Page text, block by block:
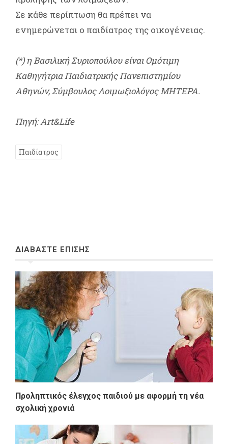
Σε κάθε περίπτωση θα πρέπει να
ενημερώνεται ο παιδίατρος της οικογένειας.
(*) η Βασιλική Συριοπούλου είναι Ομότιμη
Καθηγήτρια Παιδιατρικής Πανεπιστημίου
Αθηνών, Σύμβουλος Λοιμωξιολόγος ΜΗΤΕΡΑ.
Πηγή: Art&Life
Παιδίατρος
ΔΙΑΒΑΣΤΕ ΕΠΙΣΗΣ
Προληπτικός έλεγχος παιδιού με αφορμή τη νέα
σχολική χρονιά